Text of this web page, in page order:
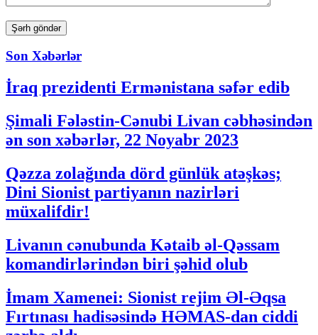
Son Xəbərlər
İraq prezidenti Ermənistana səfər edib
Şimali Fələstin-Cənubi Livan cəbhəsindən
ən son xəbərlər, 22 Noyabr 2023
Qəzza zolağında dörd günlük atəşkəs;
Dini Sionist partiyanın nazirləri
müxalifdir!
Livanın cənubunda Kətaib əl-Qəssam
komandirlərindən biri şəhid olub
İmam Xamenei: Sionist rejim Əl-Əqsa
Fırtınası hadisəsində HƏMAS-dan ciddi